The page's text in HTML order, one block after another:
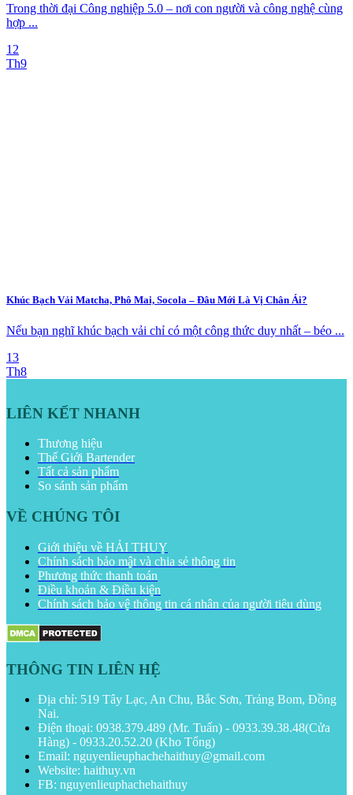
Trong thời đại Công nghiệp 5.0 – nơi con người và công nghệ cùng
hợp ...
12
Th9
Khúc Bạch Vải Matcha, Phô Mai, Socola – Đâu Mới Là Vị Chân Ái?
Nếu bạn nghĩ khúc bạch vải chỉ có một công thức duy nhất – béo ...
13
Th8
LIÊN KẾT NHANH
Thương hiệu
Thế Giới Bartender
Tất cả sản phẩm
So sánh sản phẩm
VỀ CHÚNG TÔI
Giới thiệu về HẢI THUỴ
Chính sách bảo mật và chia sẻ thông tin
Phương thức thanh toán
Điều khoản & Điều kiện
Chính sách bảo vệ thông tin cá nhân của người tiêu dùng
THÔNG TIN LIÊN HỆ
Địa chỉ: 519 Tây Lạc, An Chu, Bắc Sơn, Trảng Bom, Đồng
Nai.
Điện thoại: 0938.379.489 (Mr. Tuấn) - 0933.39.38.48(Cửa
Hàng) - 0933.20.52.20 (Kho Tổng)
Email: nguyenlieuphachehaithuy@gmail.com
Website: haithuy.vn
FB: nguyenlieuphachehaithuy